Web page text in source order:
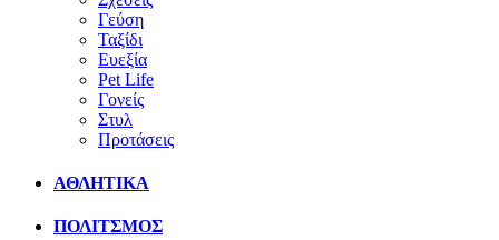
Γεύση
Ταξίδι
Ευεξία
Pet Life
Γονείς
Στυλ
Προτάσεις
ΑΘΛΗΤΙΚΑ
ΠΟΛΙΤΣΜΟΣ